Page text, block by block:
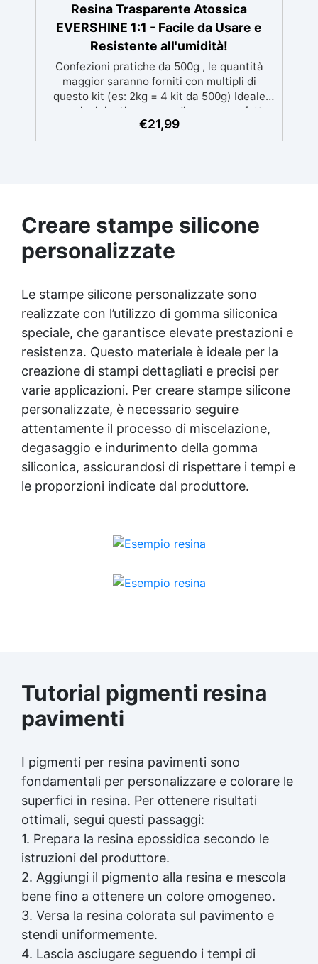
asciugatura in meno di 12 ore per una
protezione rapida e duratura ✅ Ideale per
garage, cortili, magazzini e piazzali,
resistente a temperature estreme e agenti
chimici
Resina Trasparente Atossica
EVERSHINE 1:1 - Facile da Usare e
Resistente all'umidità!
Confezioni pratiche da 500g , le quantità
maggior saranno forniti con multipli di
questo kit (es: 2kg = 4 kit da 500g) Ideale
per principianti: a prova di errore, perfetta
per chi inizia. Sempre lucida: garantisce una
finitura brillante e uniforme in ogni
colorabile a piacere. Resistente : lucentezza
duratura e alta resistenza a graffi e umidità.
€21,99
Creare stampe silicone
personalizzate
Le stampe silicone personalizzate sono
realizzate con l’utilizzo di gomma siliconica
speciale, che garantisce elevate prestazioni e
resistenza. Questo materiale è ideale per la
creazione di stampi dettagliati e precisi per
varie applicazioni. Per creare stampe silicone
personalizzate, è necessario seguire
attentamente il processo di miscelazione,
degasaggio e indurimento della gomma
siliconica, assicurandosi di rispettare i tempi e
le proporzioni indicate dal produttore.
Tutorial pigmenti resina
pavimenti
I pigmenti per resina pavimenti sono
fondamentali per personalizzare e colorare le
superfici in resina. Per ottenere risultati
ottimali, segui questi passaggi:
1. Prepara la resina epossidica secondo le
istruzioni del produttore.
2. Aggiungi il pigmento alla resina e mescola
bene fino a ottenere un colore omogeneo.
3. Versa la resina colorata sul pavimento e
stendi uniformemente.
4. Lascia asciugare seguendo i tempi di